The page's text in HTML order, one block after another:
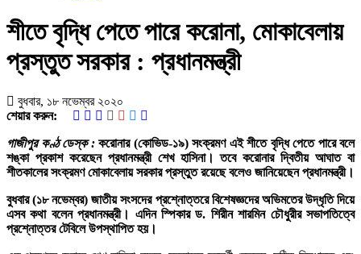
শীতে বৃদ্ধি পেতে পারে করোনা, মোকাবেলায়
প্রস্তুত সরকার : প্রধানমন্ত্রী
বুধবার, ১৮ নভেম্বর ২০২০
শেয়ার করুন:
গাজীপুর কণ্ঠ ডেস্ক :করোনার (কোভিড-১৯) সংক্রমণ এই শীতে বৃদ্ধি পেতে পারে বলে
শঙ্কা প্রকাশ করেছেন প্রধানমন্ত্রী শেখ হাসিনা। তবে করোনার দ্বিতীয় আঘাত বা
শীতকালের সংক্রমণ মোকাবেলায় সরকার প্রস্তুত রয়েছে বলেও জানিয়েছেন প্রধানমন্ত্রী।
বুধবার (১৮ নভেম্বর) জাতীয় সংসদের প্রশ্নোত্তরে বিশেষজ্ঞদের অভিমতের উদ্ধৃতি দিয়ে
এসব কথা বলেন প্রধানমন্ত্রী। এদিন স্পিকার ড. শিরীন শারমিন চৌধুরীর সভাপতিত্বে
প্রশ্নোত্তর টেবিলে উপস্থাপিত হয়।